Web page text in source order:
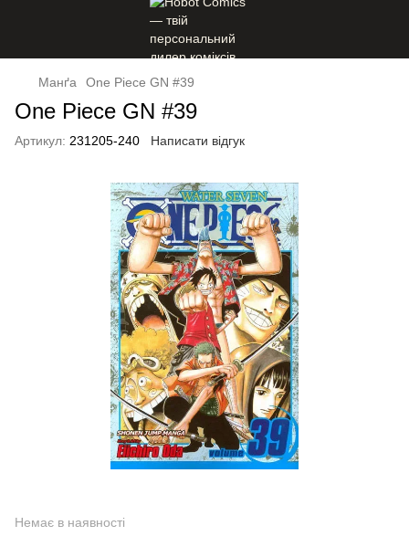
Манґа One Piece GN #39
One Piece GN #39
Артикул: 231205-240 Написати відгук
Немає в наявності